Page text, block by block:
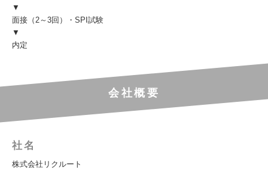
▼
面接（2～3回）・SPI試験
▼
内定
会社概要
社名
株式会社リクルート